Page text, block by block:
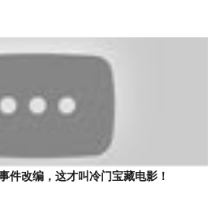
件改编，这才叫冷门宝藏电影！